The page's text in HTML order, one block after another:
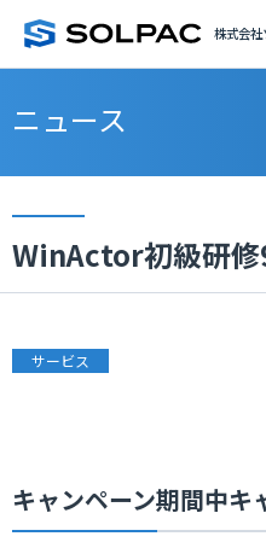
株式会社
ニュース
WinActor初級研修
サービス
キャンペーン期間中